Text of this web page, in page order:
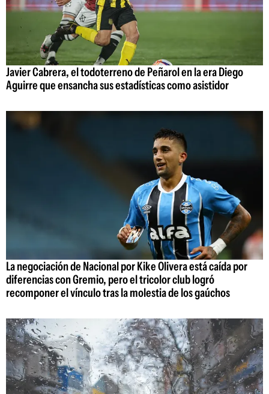
Javier Cabrera, el todoterreno de Peñarol en la era Diego
Aguirre que ensancha sus estadísticas como asistidor
La negociación de Nacional por Kike Olivera está caída por
diferencias con Gremio, pero el tricolor club logró
recomponer el vínculo tras la molestia de los gaúchos